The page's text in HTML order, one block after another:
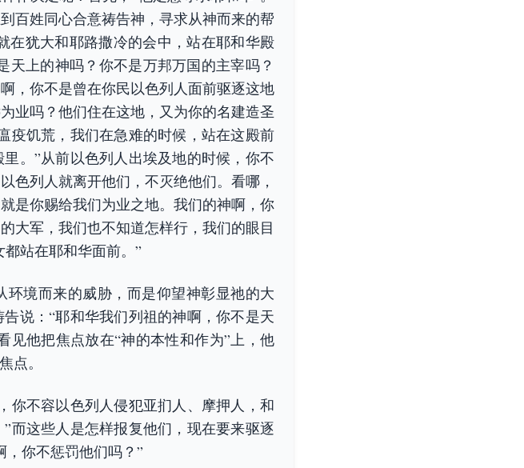
百姓同心合意祷告神，寻求从神而来的帮
在犹大和耶路撒冷的会中，站在耶和华殿
天上的神吗？你不是万邦万国的主宰吗？
，你不是曾在你民以色列人面前驱逐这地
业吗？他们住在这地，又为你的名建造圣
疫饥荒，我们在急难的时候，站在这殿前
。”从前以色列人出埃及地的时候，你不
色列人就离开他们，不灭绝他们。看哪，
是你赐给我们为业之地。我们的神啊，你
大军，我们也不知道怎样行，我们的眼目
站在耶和华面前。”
境而来的威胁，而是仰望神彰显祂的大
说：“耶和华我们列祖的神啊，你不是天
他把焦点放在“神的本性和作为”上，他
点。
你不容以色列人侵犯亚扪人、摩押人，和
而这些人是怎样报复他们，现在要来驱逐
，你不惩罚他们吗？”